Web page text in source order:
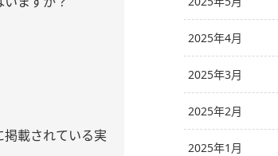
掲載されている実
2025年4月
2025年3月
2025年2月
2025年1月